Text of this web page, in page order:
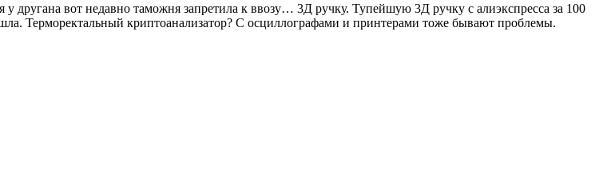
вот недавно таможня запретила к ввозу… 3Д ручку. Тупейшую 3Д ручку с алиэкспресса за 100
Терморектальный криптоанализатор? С осциллографами и принтерами тоже бывают проблемы.